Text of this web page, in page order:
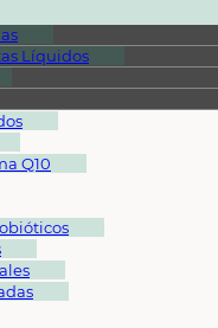
Líquidos
Q10